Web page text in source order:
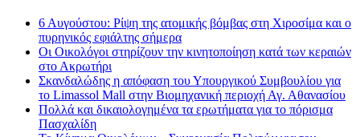
6 Αυγούστου: Ρίψη της ατομικής βόμβας στη Χιροσίμα και ο
πυρηνικός εφιάλτης σήμερα
Οι Οικολόγοι στηρίζουν την κινητοποίηση κατά των κεραιών
στο Ακρωτήρι
Σκανδαλώδης η απόφαση του Υπουργικού Συμβουλίου για
το Limassol Mall στην Βιομηχανική περιοχή Αγ. Αθανασίου
Πολλά και δικαιολογημένα τα ερωτήματα για το πόρισμα
Πασχαλίδη